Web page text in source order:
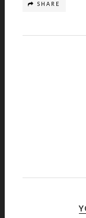
SHARE